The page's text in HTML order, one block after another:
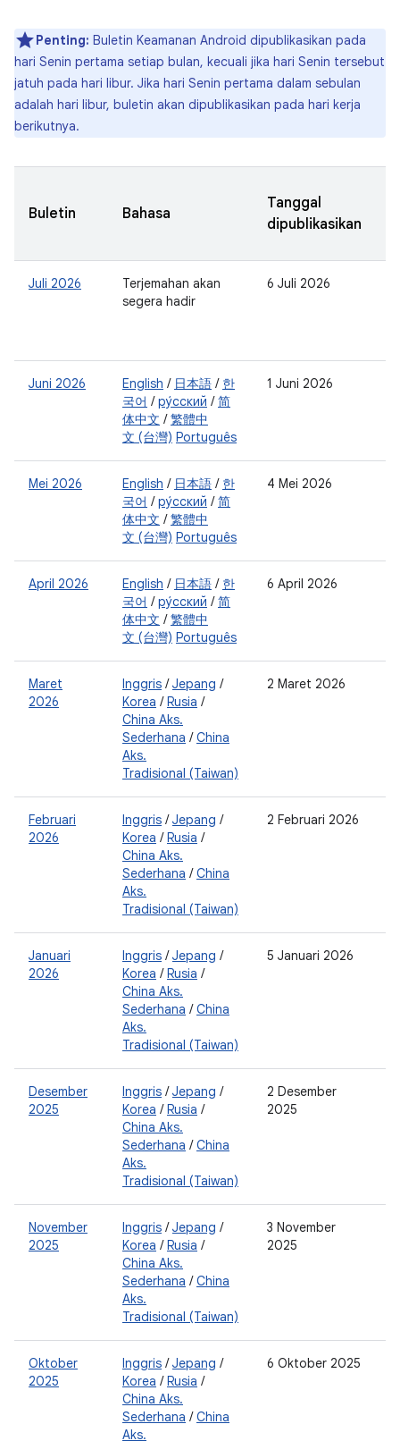
Penting: Buletin Keamanan Android dipublikasikan pada
hari Senin pertama setiap bulan, kecuali jika hari Senin tersebut
jatuh pada hari libur. Jika hari Senin pertama dalam sebulan
adalah hari libur, buletin akan dipublikasikan pada hari kerja
berikutnya.
Buletin Bahasa
Tanggal
dipublikasikan
Juli 2026
Terjemahan akan
segera hadir
6 Juli 2026
Juni 2026 English / 日本語 / 한
국어 /ру́сский /简
体中文 /繁體中
文 (台灣) Português
1 Juni 2026
Mei 2026 English / 日本語 / 한
국어 /ру́сский /简
体中文 /繁體中
文 (台灣) Português
4 Mei 2026
April 2026 English / 日本語 / 한
국어 /ру́сский /简
体中文 /繁體中
文 (台灣) Português
6 April 2026
Maret
2026
Inggris /Jepang /
Korea /Rusia /
China Aks.
Sederhana /China
Aks.
Tradisional (Taiwan)
2 Maret 2026
Februari
2026
Inggris /Jepang /
Korea /Rusia /
China Aks.
Sederhana /China
Aks.
Tradisional (Taiwan)
2 Februari 2026
Januari
2026
Inggris /Jepang /
Korea /Rusia /
China Aks.
Sederhana /China
Aks.
Tradisional (Taiwan)
5 Januari 2026
Desember
2025
Inggris /Jepang /
Korea /Rusia /
China Aks.
Sederhana /China
Aks.
Tradisional (Taiwan)
2 Desember
2025
November
2025
Inggris /Jepang /
Korea /Rusia /
China Aks.
Sederhana /China
Aks.
Tradisional (Taiwan)
3 November
2025
Oktober
2025
Inggris /Jepang /
Korea /Rusia /
China Aks.
Sederhana /China
Aks.
6 Oktober 2025